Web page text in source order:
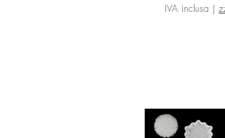
IVA inclusa |